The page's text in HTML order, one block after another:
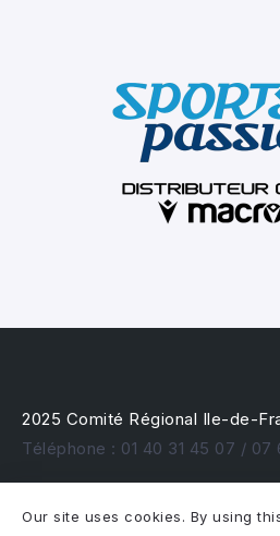
2025 Comité Régional Ile-de-
Téléphone : 01 40 31 45 07 / 07
Our site uses cookies. By using